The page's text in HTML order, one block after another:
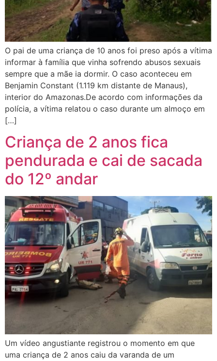
O pai de uma criança de 10 anos foi preso após a vítima
informar à família que vinha sofrendo abusos sexuais
sempre que a mãe ia dormir. O caso aconteceu em
Benjamin Constant (1.119 km distante de Manaus),
interior do Amazonas.De acordo com informações da
polícia, a vítima relatou o caso durante um almoço em
[…]
Criança de 2 anos fica
pendurada e cai de sacada
do 12º andar
Um vídeo angustiante registrou o momento em que
uma criança de 2 anos caiu da varanda de um